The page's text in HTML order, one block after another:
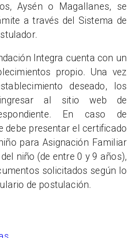
Aysén o Magallanes, se
a través del Sistema de
Integra cuenta con un
propio. Una vez
deseado, los
al sitio web de
En caso de
debe presentar el certificado
para Asignación Familiar
niño (de entre 0 y 9 años),
solicitados según lo
de postulación.